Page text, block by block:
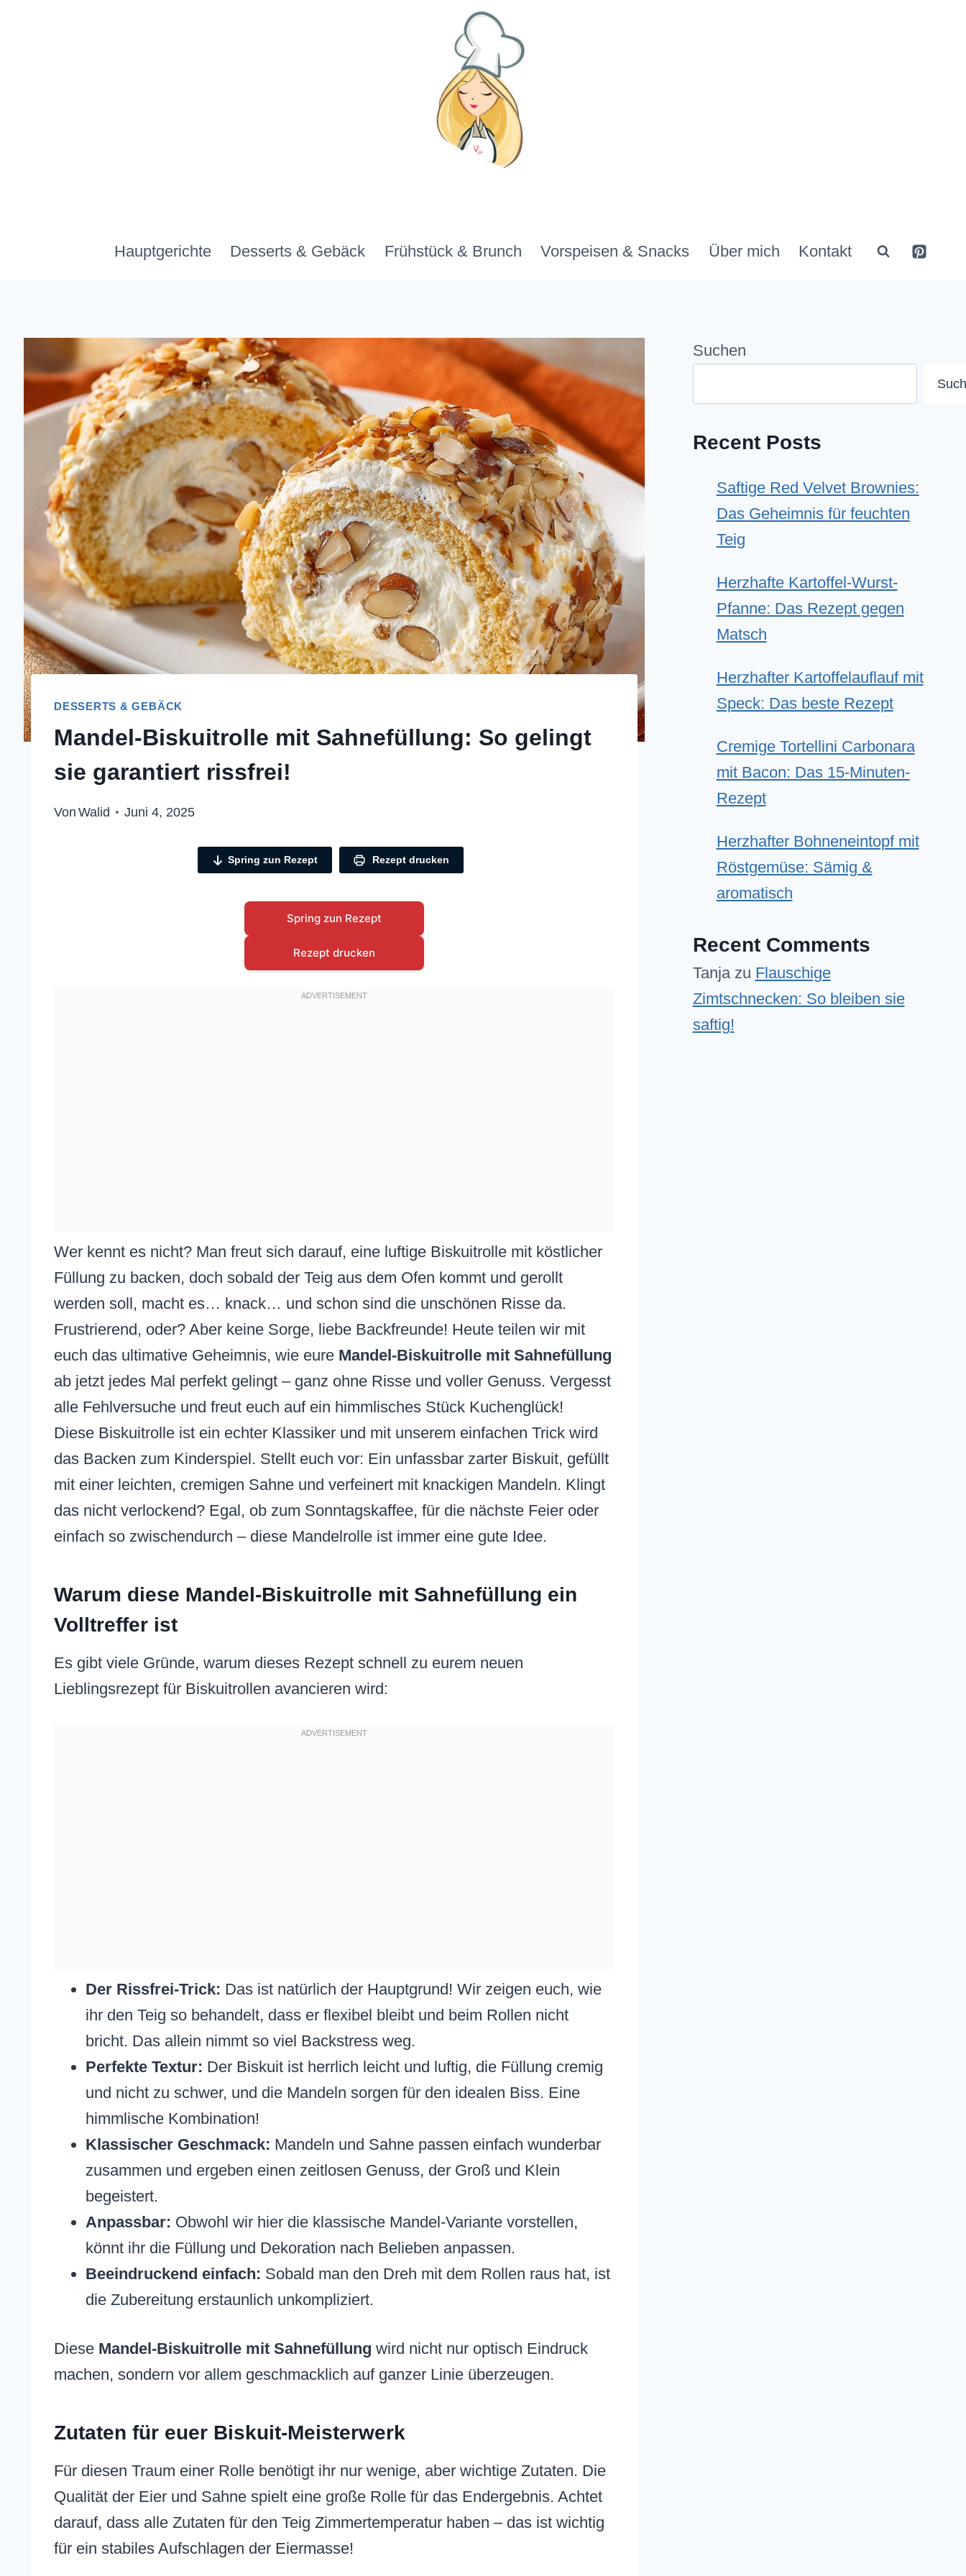
Hauptgerichte Desserts & Gebäck Frühstück & Brunch Vorspeisen & Snacks Über mich Kontakt
DESSERTS & GEBÄCK
Mandel-Biskuitrolle mit Sahnefüllung: So gelingt
sie garantiert rissfrei!
Von Walid Juni 4, 2025
Spring zun Rezept Rezept drucken
Spring zun Rezept
Rezept drucken
Wer kennt es nicht? Man freut sich darauf, eine luftige Biskuitrolle mit köstlicher
Füllung zu backen, doch sobald der Teig aus dem Ofen kommt und gerollt
werden soll, macht es… knack… und schon sind die unschönen Risse da.
Frustrierend, oder? Aber keine Sorge, liebe Backfreunde! Heute teilen wir mit
euch das ultimative Geheimnis, wie eure Mandel-Biskuitrolle mit Sahnefüllung
ab jetzt jedes Mal perfekt gelingt – ganz ohne Risse und voller Genuss. Vergesst
alle Fehlversuche und freut euch auf ein himmlisches Stück Kuchenglück!
Diese Biskuitrolle ist ein echter Klassiker und mit unserem einfachen Trick wird
das Backen zum Kinderspiel. Stellt euch vor: Ein unfassbar zarter Biskuit, gefüllt
mit einer leichten, cremigen Sahne und verfeinert mit knackigen Mandeln. Klingt
das nicht verlockend? Egal, ob zum Sonntagskaffee, für die nächste Feier oder
einfach so zwischendurch – diese Mandelrolle ist immer eine gute Idee.
Warum diese Mandel-Biskuitrolle mit Sahnefüllung ein
Volltreffer ist
Es gibt viele Gründe, warum dieses Rezept schnell zu eurem neuen
Lieblingsrezept für Biskuitrollen avancieren wird:
Der Rissfrei-Trick: Das ist natürlich der Hauptgrund! Wir zeigen euch, wie
ihr den Teig so behandelt, dass er flexibel bleibt und beim Rollen nicht
bricht. Das allein nimmt so viel Backstress weg.
Perfekte Textur: Der Biskuit ist herrlich leicht und luftig, die Füllung cremig
und nicht zu schwer, und die Mandeln sorgen für den idealen Biss. Eine
himmlische Kombination!
Klassischer Geschmack: Mandeln und Sahne passen einfach wunderbar
zusammen und ergeben einen zeitlosen Genuss, der Groß und Klein
begeistert.
Anpassbar: Obwohl wir hier die klassische Mandel-Variante vorstellen,
könnt ihr die Füllung und Dekoration nach Belieben anpassen.
Beeindruckend einfach: Sobald man den Dreh mit dem Rollen raus hat, ist
die Zubereitung erstaunlich unkompliziert.
Diese Mandel-Biskuitrolle mit Sahnefüllung wird nicht nur optisch Eindruck
machen, sondern vor allem geschmacklich auf ganzer Linie überzeugen.
Zutaten für euer Biskuit-Meisterwerk
Für diesen Traum einer Rolle benötigt ihr nur wenige, aber wichtige Zutaten. Die
Qualität der Eier und Sahne spielt eine große Rolle für das Endergebnis. Achtet
darauf, dass alle Zutaten für den Teig Zimmertemperatur haben – das ist wichtig
für ein stabiles Aufschlagen der Eiermasse!
Suchen
Recent Posts
Saftige Red Velvet Brownies:
Das Geheimnis für feuchten
Teig
Herzhafte Kartoffel-Wurst-
Pfanne: Das Rezept gegen
Matsch
Herzhafter Kartoffelauflauf mit
Speck: Das beste Rezept
Cremige Tortellini Carbonara
mit Bacon: Das 15-Minuten-
Rezept
Herzhafter Bohneneintopf mit
Röstgemüse: Sämig &
aromatisch
Recent Comments
Tanjazu Flauschige
Zimtschnecken: So bleiben sie
saftig!